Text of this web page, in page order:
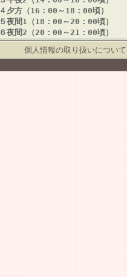
４夕方（16：00～18：00頃）
５夜間1（18：00～20：00頃）
６夜間2（20：00～21：00頃）
個人情報の取り扱いについて